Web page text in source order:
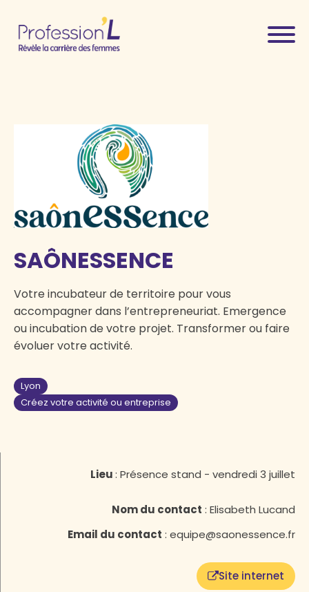
SAÔNESSENCE
Votre incubateur de territoire pour vous
accompagner dans l’entrepreneuriat. Emergence
ou incubation de votre projet. Transformer ou faire
évoluer votre activité.
Lyon
Créez votre activité ou entreprise
Lieu: Présence stand - vendredi 3 juillet
Nom du contact : Elisabeth Lucand
Email du contact : equipe@saonessence.fr
Site internet